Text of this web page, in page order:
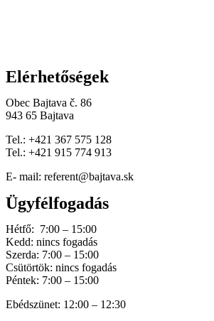
Elérhetőségek
Obec Bajtava č. 86
943 65 Bajtava
Tel.: +421 367 575 128
Tel.: +421 915 774 913
E- mail: referent@bajtava.sk
Ügyfélfogadás
Hétfő: 7:00 – 15:00
Kedd: nincs fogadás
Szerda: 7:00 – 15:00
Csütörtök: nincs fogadás
Péntek: 7:00 – 15:00
Ebédszünet: 12:00 – 12:30